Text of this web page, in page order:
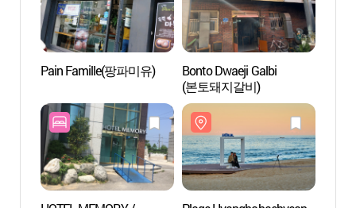
Pain Famille(팡파미유)
Bonto Dwaeji Galbi
(본토돼지갈비)